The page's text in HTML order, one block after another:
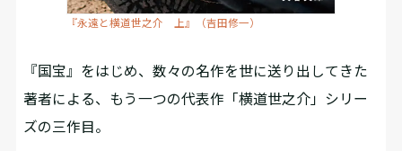
『永遠と横道世之介 上』（吉田修一）
『国宝』をはじめ、数々の名作を世に送り出してきた
著者による、もう一つの代表作「横道世之介」シリー
ズの三作目。